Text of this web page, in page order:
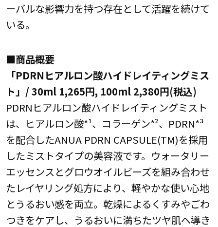
ーバルな影響力を持つ存在として活躍を続けて
いる。
■商品概要
「PDRNヒアルロン酸ハイドレイティングミス
ト」/ 30ml 1,265円, 100ml 2,380円(税込)
PDRNヒアルロン酸ハイドレイティングミスト
は、ヒアルロン酸*¹、コラーゲン*²、PDRN*³
を配合したANUA PDRN CAPSULE(TM)を採用
したミストタイプの美容液です。ウォータリー
エッセンスとグロウオイルビーズを組み合わせ
たレイヤリング処方により、軽やかな使い心地
とうるおい感を両立。乾燥によるくすみやごわ
つきをケアし、うるおいに満ちたツヤ肌へ導き